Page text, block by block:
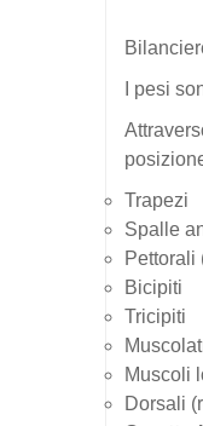
I pesi
Trapezi
Spalle
Pettorali
Bicipiti
Tricipiti
Muscoli
Dorsali